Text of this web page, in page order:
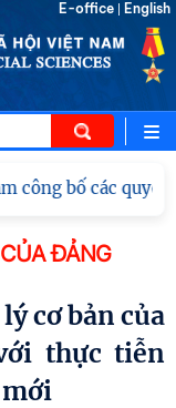
E-office English
bố các quyết
ĐẢNG
thực tiễn